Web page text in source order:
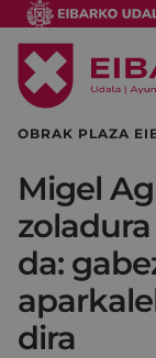
OBRAK PLAZA
Migel
da:
dira